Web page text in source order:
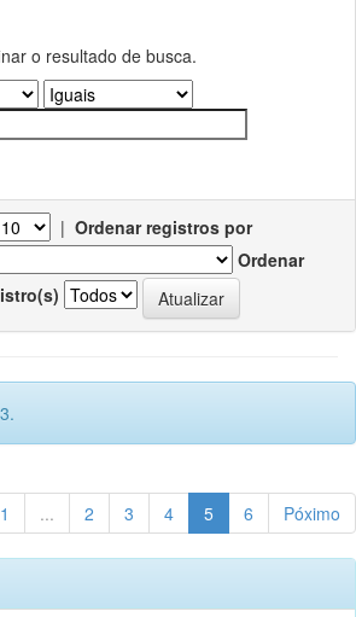
o resultado de busca.
| Ordenar registros por
Ordenar
1 ... 2 3 4 5 6 Póximo